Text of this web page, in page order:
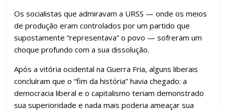
Os socialistas que admiravam a URSS — onde os meios
de produção eram controlados por um partido que
supostamente “representava” o povo — sofreram um
choque profundo com a sua dissolução.
Após a vitória ocidental na Guerra Fria, alguns liberais
concluíram que o “fim da história” havia chegado: a
democracia liberal e o capitalismo teriam demonstrado
sua superioridade e nada mais poderia ameaçar sua